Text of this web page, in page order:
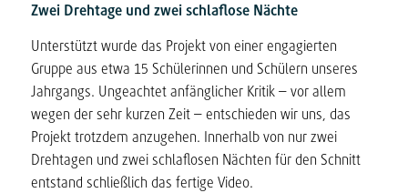
Zwei Drehtage und zwei schlaflose Nächte
Unterstützt wurde das Projekt von einer engagierten
Gruppe aus etwa 15 Schülerinnen und Schülern unseres
Jahrgangs. Ungeachtet anfänglicher Kritik – vor allem
wegen der sehr kurzen Zeit – entschieden wir uns, das
Projekt trotzdem anzugehen. Innerhalb von nur zwei
Drehtagen und zwei schlaflosen Nächten für den Schnitt
entstand schließlich das fertige Video.